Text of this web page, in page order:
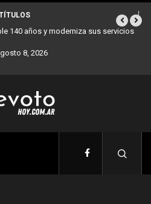
140 años y moderniza sus servicios
8, 2026